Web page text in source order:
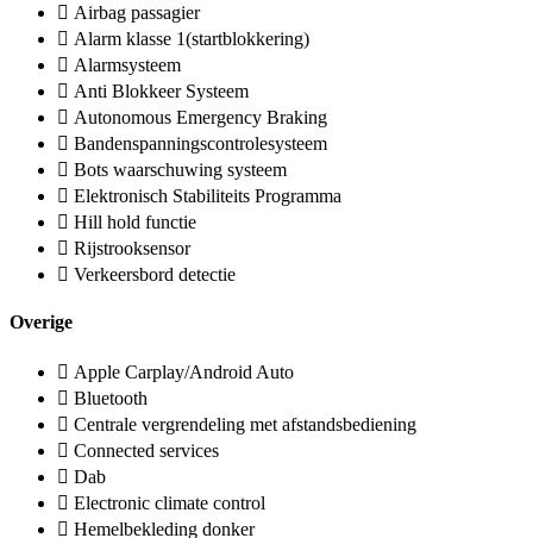
Airbag passagier
Alarm klasse 1(startblokkering)
Alarmsysteem
Anti Blokkeer Systeem
Autonomous Emergency Braking
Bandenspanningscontrolesysteem
Bots waarschuwing systeem
Elektronisch Stabiliteits Programma
Hill hold functie
Rijstrooksensor
Verkeersbord detectie
Overige
Apple Carplay/Android Auto
Bluetooth
Centrale vergrendeling met afstandsbediening
Connected services
Dab
Electronic climate control
Hemelbekleding donker